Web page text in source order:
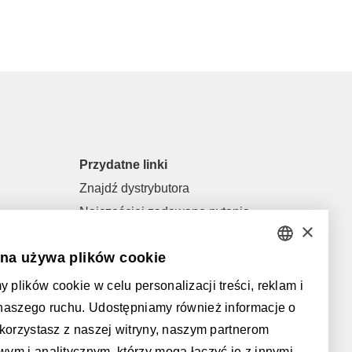
Przydatne linki
Znajdź dystrybutora
Najczęściej zadawane pytania
General terms of sale and general
conditions
Obsługiwane przez:
×
używa plików cookie
plików cookie w celu personalizacji treści, reklam i
ruchu. Udostępniamy również informacje o
z naszej witryny, naszym partnerom